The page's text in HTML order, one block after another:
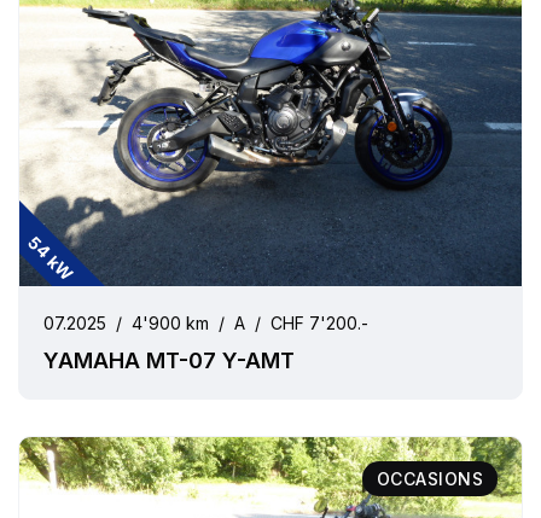
54 kW
07.2025 / 4'900 km / A / CHF 7'200.-
YAMAHA MT-07 Y-AMT
OCCASIONS